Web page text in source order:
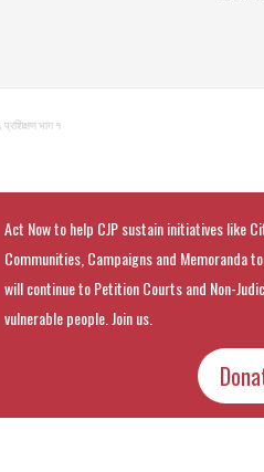
भाग १
Act Now to help CJP sustain initiatives like
Communities, Campaigns and Memoranda
will continue to Petition Courts and Non-
vulnerable people. Join us.